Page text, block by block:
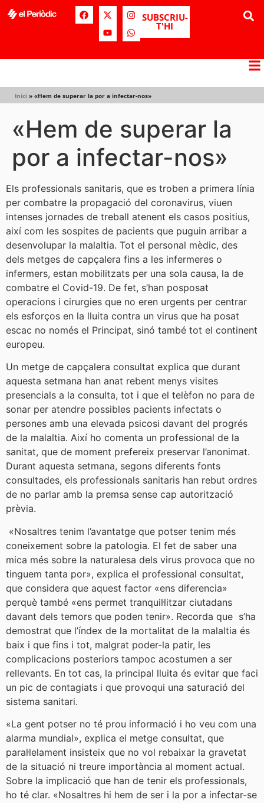
SUBSCRIU-
T'HI
Inici » «Hem de superar la por a infectar-nos»
«Hem de superar la
por a infectar-nos»
Els professionals sanitaris, que es troben a primera línia
per combatre la propagació del coronavirus, viuen
intenses jornades de treball atenent els casos positius,
així com les sospites de pacients que puguin arribar a
desenvolupar la malaltia. Tot el personal mèdic, des
dels metges de capçalera fins a les infermeres o
infermers, estan mobilitzats per una sola causa, la de
combatre el Covid-19. De fet, s’han posposat
operacions i cirurgies que no eren urgents per centrar
els esforços en la lluita contra un virus que ha posat
escac no només el Principat, sinó també tot el continent
europeu.
Un metge de capçalera consultat explica que durant
aquesta setmana han anat rebent menys visites
presencials a la consulta, tot i que el telèfon no para de
sonar per atendre possibles pacients infectats o
persones amb una elevada psicosi davant del progrés
de la malaltia. Així ho comenta un professional de la
sanitat, que de moment prefereix preservar l’anonimat.
Durant aquesta setmana, segons diferents fonts
consultades, els professionals sanitaris han rebut ordres
de no parlar amb la premsa sense cap autorització
prèvia.
«Nosaltres tenim l’avantatge que potser tenim més
coneixement sobre la patologia. El fet de saber una
mica més sobre la naturalesa dels virus provoca que no
tinguem tanta por», explica el professional consultat,
que considera que aquest factor «ens diferencia»
perquè també «ens permet tranquil·litzar ciutadans
davant dels temors que poden tenir». Recorda que s’ha
demostrat que l’índex de la mortalitat de la malaltia és
baix i que fins i tot, malgrat poder-la patir, les
complicacions posteriors tampoc acostumen a ser
rellevants. En tot cas, la principal lluita és evitar que faci
un pic de contagiats i que provoqui una saturació del
sistema sanitari.
«La gent potser no té prou informació i ho veu com una
alarma mundial», explica el metge consultat, que
paral·lelament insisteix que no vol rebaixar la gravetat
de la situació ni treure importància al moment actual.
Sobre la implicació que han de tenir els professionals,
ho té clar. «Nosaltres hi hem de ser i la por a infectar-se